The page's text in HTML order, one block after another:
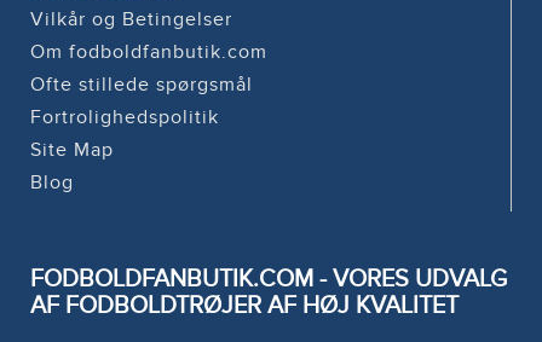
Vilkår og Betingelser
Om fodboldfanbutik.com
Ofte stillede spørgsmål
Fortrolighedspolitik
Site Map
Blog
FODBOLDFANBUTIK.COM - VORES UDVALG
AF FODBOLDTRØJER AF HØJ KVALITET